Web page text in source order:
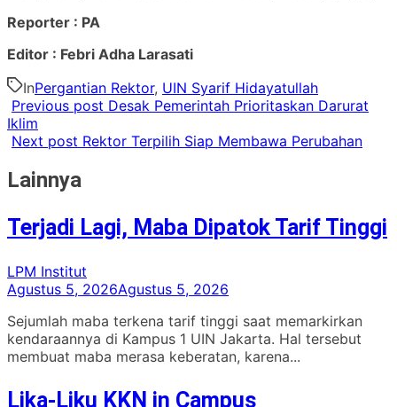
Reporter : PA
Editor : Febri Adha Larasati
InPergantian Rektor, UIN Syarif Hidayatullah
Previous post Desak Pemerintah Prioritaskan Darurat
Iklim
Next post Rektor Terpilih Siap Membawa Perubahan
Lainnya
Terjadi Lagi, Maba Dipatok Tarif Tinggi
LPM Institut
Agustus 5, 2026Agustus 5, 2026
Sejumlah maba terkena tarif tinggi saat memarkirkan
kendaraannya di Kampus 1 UIN Jakarta. Hal tersebut
membuat maba merasa keberatan, karena...
Lika-Liku KKN in Campus